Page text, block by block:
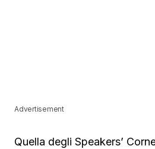
Advertisement
Quella degli Speakers’